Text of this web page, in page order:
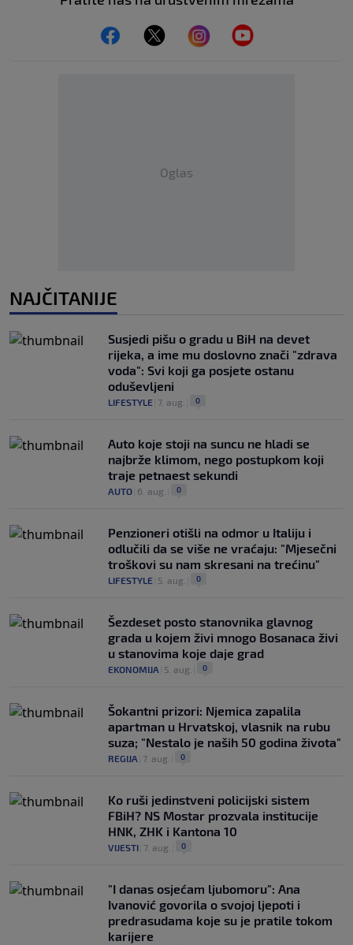
Oglas
NAJČITANIJE
Susjedi pišu o gradu u BiH na devet
rijeka, a ime mu doslovno znači "zdrava
voda": Svi koji ga posjete ostanu
oduševljeni
LIFESTYLE 7. aug. 0
Auto koje stoji na suncu ne hladi se
najbrže klimom, nego postupkom koji
traje petnaest sekundi
AUTO 6. aug. 0
Penzioneri otišli na odmor u Italiju i
odlučili da se više ne vraćaju: "Mjesečni
troškovi su nam skresani na trećinu"
LIFESTYLE 5. aug. 0
Šezdeset posto stanovnika glavnog
grada u kojem živi mnogo Bosanaca živi
u stanovima koje daje grad
EKONOMIJA 5. aug. 0
Šokantni prizori: Njemica zapalila
apartman u Hrvatskoj, vlasnik na rubu
suza; "Nestalo je naših 50 godina života"
REGIJA 7. aug. 0
Ko ruši jedinstveni policijski sistem
FBiH? NS Mostar prozvala institucije
HNK, ZHK i Kantona 10
VIJESTI 7. aug. 0
"I danas osjećam ljubomoru": Ana
Ivanović govorila o svojoj ljepoti i
predrasudama koje su je pratile tokom
karijere